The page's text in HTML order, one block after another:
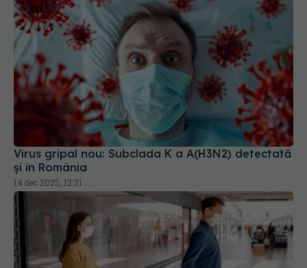
Virus gripal nou: Subclada K a A(H3N2) detectată
și în România
14 dec 2025, 12:21